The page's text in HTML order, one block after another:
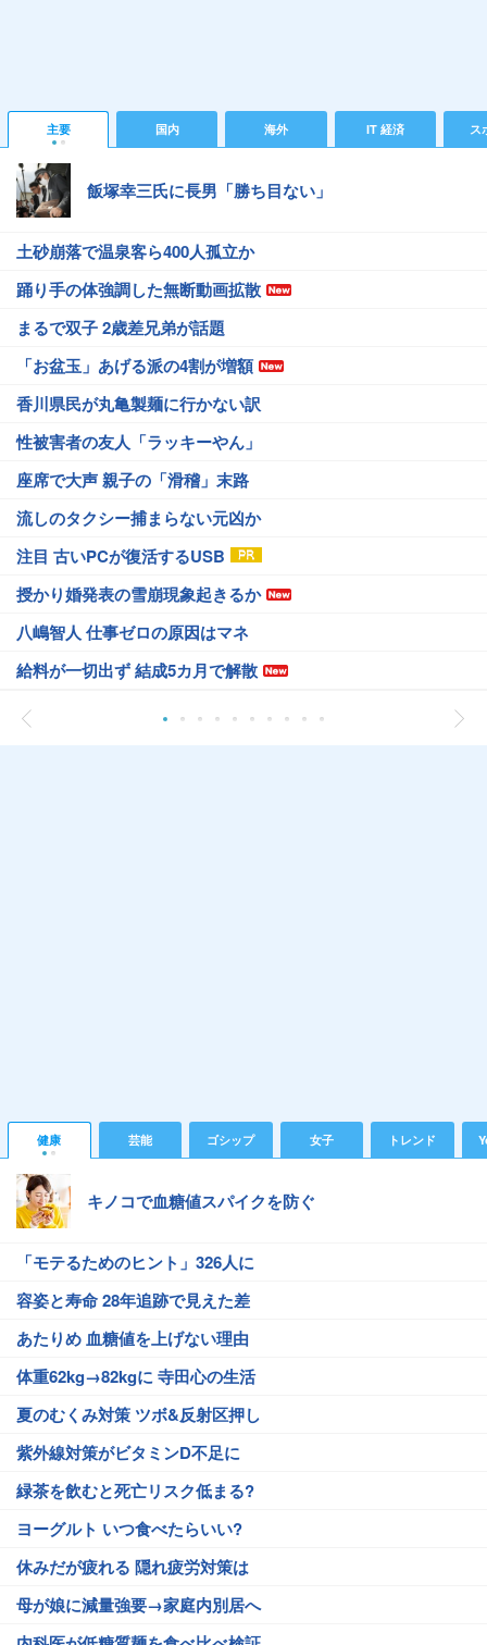
主要 国内 海外 IT 経済 ス
飯塚幸三氏に長男「勝ち目ない」
土砂崩落で温泉客ら400人孤立か
踊り手の体強調した無断動画拡散
まるで双子 2歳差兄弟が話題
「お盆玉」あげる派の4割が増額
香川県民が丸亀製麺に行かない訳
性被害者の友人「ラッキーやん」
座席で大声 親子の「滑稽」末路
流しのタクシー捕まらない元凶か
注目 古いPCが復活するUSB
授かり婚発表の雪崩現象起きるか
八嶋智人 仕事ゼロの原因はマネ
給料が一切出ず 結成5カ月で解散
健康 芸能 ゴシップ 女子 トレンド
キノコで血糖値スパイクを防ぐ
「モテるためのヒント」326人に
容姿と寿命 28年追跡で見えた差
あたりめ 血糖値を上げない理由
体重62kg→82kgに 寺田心の生活
夏のむくみ対策 ツボ&反射区押し
紫外線対策がビタミンD不足に
緑茶を飲むと死亡リスク低まる?
ヨーグルト いつ食べたらいい?
休みだが疲れる 隠れ疲労対策は
母が娘に減量強要→家庭内別居へ